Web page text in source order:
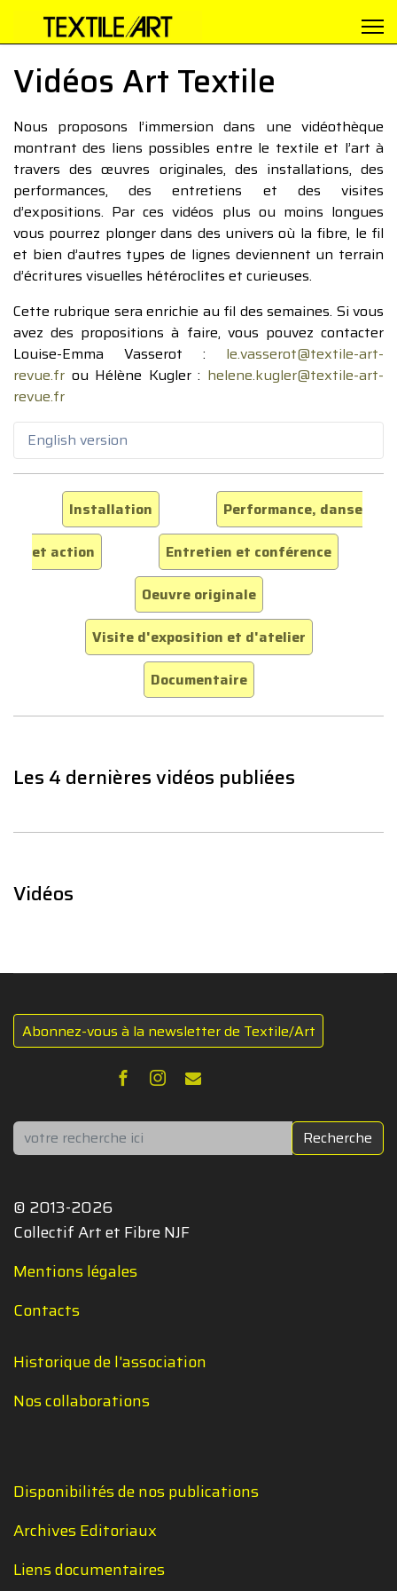
Vidéos Art Textile
Nous proposons l’immersion dans une vidéothèque
montrant des liens possibles entre le textile et l’art à
travers des œuvres originales, des installations, des
performances, des entretiens et des visites
d’expositions. Par ces vidéos plus ou moins longues
vous pourrez plonger dans des univers où la fibre, le fil
et bien d’autres types de lignes deviennent un terrain
d’écritures visuelles hétéroclites et curieuses.
Cette rubrique sera enrichie au fil des semaines. Si vous
avez des propositions à faire, vous pouvez contacter
Louise-Emma Vasserot : le.vasserot@textile-art-
revue.fr ou Hélène Kugler : helene.kugler@textile-art-
revue.fr
English version
Installation
Performance, danse
et action
Entretien et conférence
Oeuvre originale
Visite d'exposition et d'atelier
Documentaire
Les 4 dernières vidéos publiées
Vidéos
Abonnez-vous à la newsletter de Textile/Art
Rechercher Recherche
© 2013-2026
Collectif Art et Fibre NJF
Mentions légales
Contacts
Historique de l'association
Nos collaborations
Disponibilités de nos publications
Archives Editoriaux
Liens documentaires